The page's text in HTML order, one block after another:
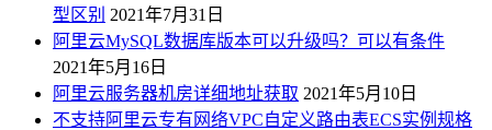
型区别 2021年7月31日
阿里云MySQL数据库版本可以升级吗？可以有条件
2021年5月16日
阿里云服务器机房详细地址获取 2021年5月10日
不支持阿里云专有网络VPC自定义路由表ECS实例规格